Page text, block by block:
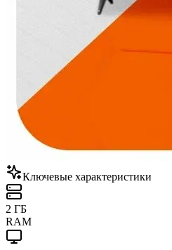
Ключевые характеристики
2 ГБ
RAM